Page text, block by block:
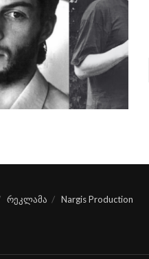
რეკლამა Nargis Production